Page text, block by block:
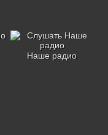
Наше радио